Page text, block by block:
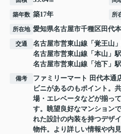
築年数 築17年 所
所在地 愛知県名古屋市千種区田代
交通 名古屋市営東山線 「 覚王山
名古屋市営東山線 「 本山 」
名古屋市営東山線 「 池下 」
備考
ファミリーマート 田代本通
ビニがあるのもポイント。
場・エレベータなどが揃っ
す。眺望良好なマンション
れた設計の内装を持つデザ
物件。より詳しい情報や内